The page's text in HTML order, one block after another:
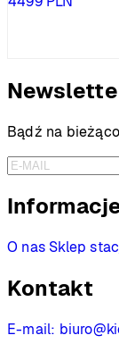
Bądź na
O nas Sklep
Kontakt
E-mail: